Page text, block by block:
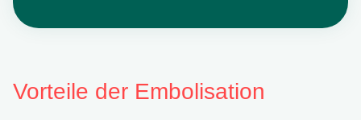
Vorteile der Embolisation